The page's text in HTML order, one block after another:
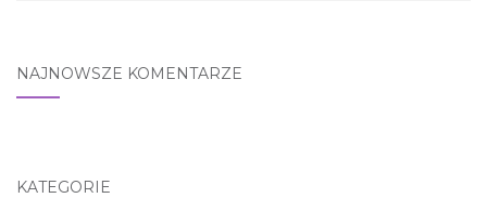
NAJNOWSZE KOMENTARZE
KATEGORIE